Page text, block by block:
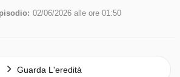
02/06/2026 alle ore 01:50
Guarda L'eredità